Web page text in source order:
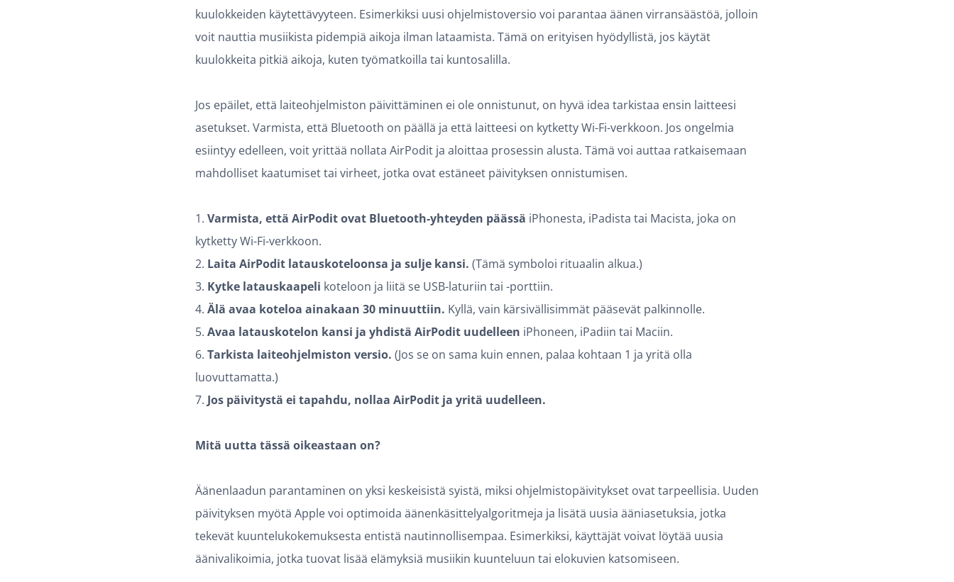
kuulokkeiden käytettävyyteen. Esimerkiksi uusi ohjelmistoversio voi parantaa äänen virransäästöä, jolloin
voit nauttia musiikista pidempiä aikoja ilman lataamista. Tämä on erityisen hyödyllistä, jos käytät
kuulokkeita pitkiä aikoja, kuten työmatkoilla tai kuntosalilla.
Jos epäilet, että laiteohjelmiston päivittäminen ei ole onnistunut, on hyvä idea tarkistaa ensin laitteesi
asetukset. Varmista, että Bluetooth on päällä ja että laitteesi on kytketty Wi-Fi-verkkoon. Jos ongelmia
esiintyy edelleen, voit yrittää nollata AirPodit ja aloittaa prosessin alusta. Tämä voi auttaa ratkaisemaan
mahdolliset kaatumiset tai virheet, jotka ovat estäneet päivityksen onnistumisen.
1. Varmista, että AirPodit ovat Bluetooth-yhteyden päässä iPhonesta, iPadista tai Macista, joka on
kytketty Wi-Fi-verkkoon.
2. Laita AirPodit latauskoteloonsa ja sulje kansi. (Tämä symboloi rituaalin alkua.)
3. Kytke latauskaapeli koteloon ja liitä se USB-laturiin tai -porttiin.
4. Älä avaa koteloa ainakaan 30 minuuttiin. Kyllä, vain kärsivällisimmät pääsevät palkinnolle.
5. Avaa latauskotelon kansi ja yhdistä AirPodit uudelleen iPhoneen, iPadiin tai Maciin.
6. Tarkista laiteohjelmiston versio. (Jos se on sama kuin ennen, palaa kohtaan 1 ja yritä olla
luovuttamatta.)
7. Jos päivitystä ei tapahdu, nollaa AirPodit ja yritä uudelleen.
Mitä uutta tässä oikeastaan on?
Äänenlaadun parantaminen on yksi keskeisistä syistä, miksi ohjelmistopäivitykset ovat tarpeellisia. Uuden
päivityksen myötä Apple voi optimoida äänenkäsittelyalgoritmeja ja lisätä uusia ääniasetuksia, jotka
tekevät kuuntelukokemuksesta entistä nautinnollisempaa. Esimerkiksi, käyttäjät voivat löytää uusia
äänivalikoimia, jotka tuovat lisää elämyksiä musiikin kuunteluun tai elokuvien katsomiseen.